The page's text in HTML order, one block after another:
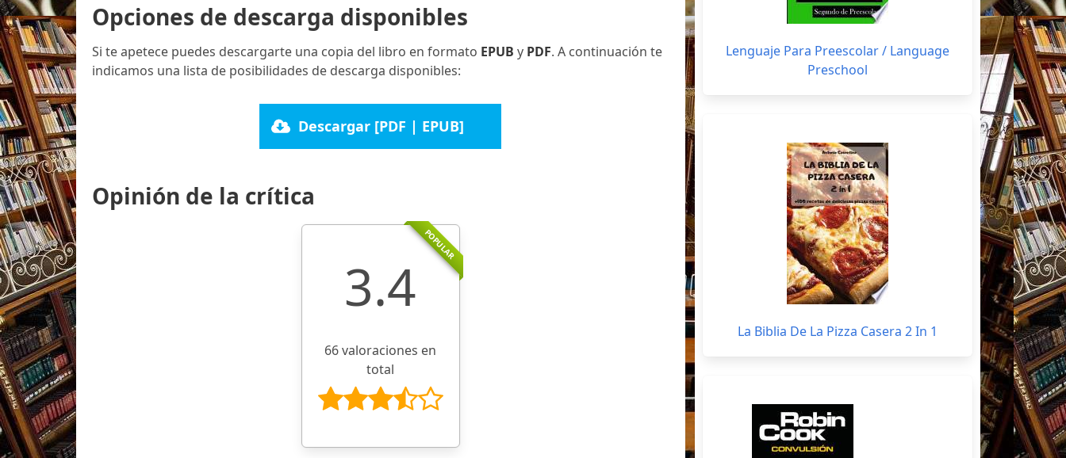
Opciones de descarga disponibles
Si te apetece puedes descargarte una copia del libro en formato EPUB y PDF. A continuación te
indicamos una lista de posibilidades de descarga disponibles:
Descargar [PDF | EPUB]
Opinión de la crítica
POPULAR
3.4
66 valoraciones en
total
Lenguaje Para Preescolar / Language
Preschool
La Biblia De La Pizza Casera 2 In 1